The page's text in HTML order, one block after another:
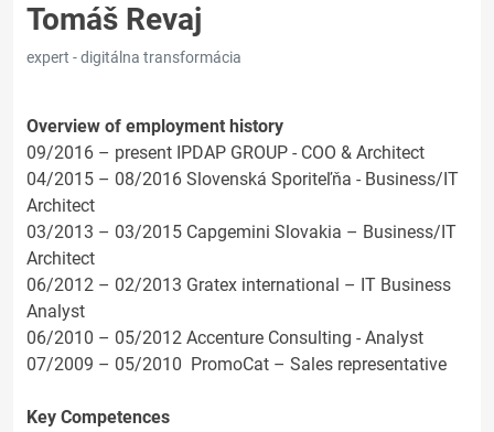
Tomáš Revaj
expert - digitálna transformácia
Overview of employment history
09/2016 – present IPDAP GROUP - COO & Architect
04/2015 – 08/2016 Slovenská Sporiteľňa - Business/IT
Architect
03/2013 – 03/2015 Capgemini Slovakia – Business/IT
Architect
06/2012 – 02/2013 Gratex international – IT Business
Analyst
06/2010 – 05/2012 Accenture Consulting - Analyst
07/2009 – 05/2010 PromoCat – Sales representative
Key Competences